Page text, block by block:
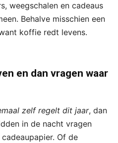
weegschalen en cadeaus
Behalve misschien een
koffie redt levens.
en dan vragen waar
zelf regelt dit jaar, dan
in de nacht vragen
Of de